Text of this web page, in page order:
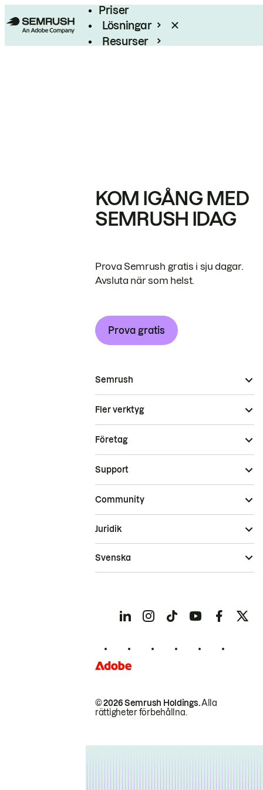
Priser
Lösningar
Resurser
KOM IGÅNG MED
SEMRUSH IDAG
Prova Semrush gratis i sju dagar.
Avsluta när som helst.
Prova gratis
Semrush
Fler verktyg
Företag
Support
Community
© 2026 Semrush Holdings.Alla
rättigheter förbehållna.
Juridik
Svenska